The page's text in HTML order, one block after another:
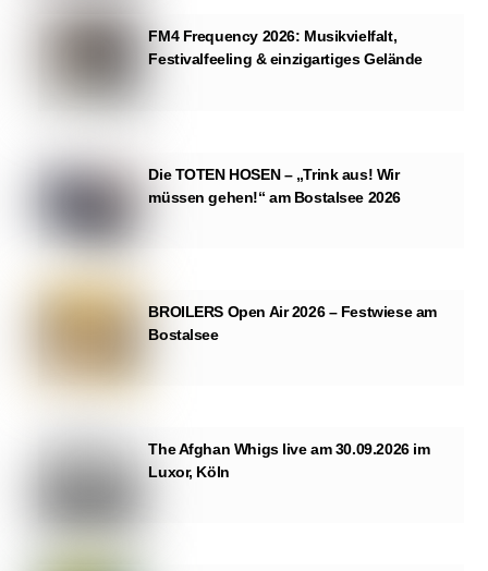
FM4 Frequency 2026: Musikvielfalt,
Festivalfeeling & einzigartiges Gelände
Die TOTEN HOSEN – „Trink aus! Wir
müssen gehen!“ am Bostalsee 2026
BROILERS Open Air 2026 – Festwiese am
Bostalsee
The Afghan Whigs live am 30.09.2026 im
Luxor, Köln